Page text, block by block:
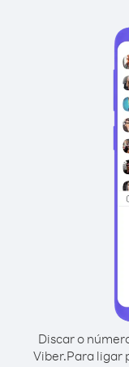
Discar o
Viber.Para ligar